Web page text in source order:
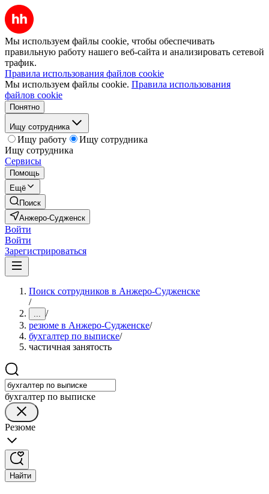
Мы используем файлы cookie, чтобы обеспечивать
правильную работу нашего веб-сайта и анализировать сетевой
трафик.
Правила использования файлов cookie
Мы используем файлы cookie. Правила использования
файлов cookie
Понятно
Ищу сотрудника
Ищу работу
Ищу сотрудника
Ищу сотрудника
Сервисы
Помощь
Ещё
Поиск
Анжеро-Судженск
Войти
Войти
Зарегистрироваться
Поиск сотрудников в Анжеро-Судженске
/
... /
резюме в Анжеро-Судженске/
бухгалтер по выписке/
частичная занятость
бухгалтер по выписке
Резюме
Найти